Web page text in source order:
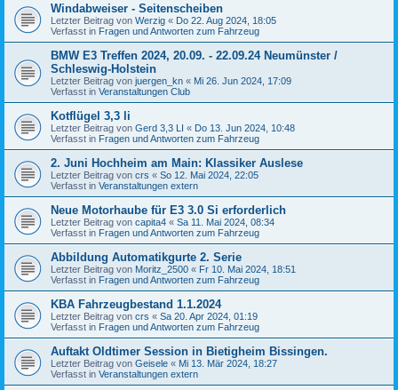
Windabweiser - Seitenscheiben
Letzter Beitrag von Werzig « Do 22. Aug 2024, 18:05
Verfasst in Fragen und Antworten zum Fahrzeug
BMW E3 Treffen 2024, 20.09. - 22.09.24 Neumünster /
Schleswig-Holstein
Letzter Beitrag von juergen_kn « Mi 26. Jun 2024, 17:09
Verfasst in Veranstaltungen Club
Kotflügel 3,3 li
Letzter Beitrag von Gerd 3,3 LI « Do 13. Jun 2024, 10:48
Verfasst in Fragen und Antworten zum Fahrzeug
2. Juni Hochheim am Main: Klassiker Auslese
Letzter Beitrag von crs « So 12. Mai 2024, 22:05
Verfasst in Veranstaltungen extern
Neue Motorhaube für E3 3.0 Si erforderlich
Letzter Beitrag von capita4 « Sa 11. Mai 2024, 08:34
Verfasst in Fragen und Antworten zum Fahrzeug
Abbildung Automatikgurte 2. Serie
Letzter Beitrag von Moritz_2500 « Fr 10. Mai 2024, 18:51
Verfasst in Fragen und Antworten zum Fahrzeug
KBA Fahrzeugbestand 1.1.2024
Letzter Beitrag von crs « Sa 20. Apr 2024, 01:19
Verfasst in Fragen und Antworten zum Fahrzeug
Auftakt Oldtimer Session in Bietigheim Bissingen.
Letzter Beitrag von Geisele « Mi 13. Mär 2024, 18:27
Verfasst in Veranstaltungen extern